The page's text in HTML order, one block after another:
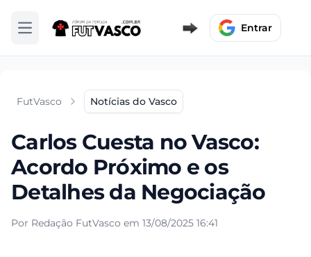
Abrir menu Entrar
FutVasco Notícias do Vasco
Carlos Cuesta no Vasco:
Acordo Próximo e os
Detalhes da Negociação
Por Redação FutVasco em 13/08/2025 16:41